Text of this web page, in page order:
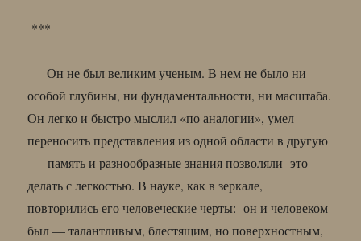
***
Он не был великим ученым. В нем не было ни
особой глубины, ни фундаментальности, ни масштаба.
Он легко и быстро мыслил «по аналогии», умел
переносить представления из одной области в другую
— память и разнообразные знания позволяли это
делать с легкостью. В науке, как в зеркале,
повторились его человеческие черты: он и человеком
был — талантливым, блестящим, но поверхностным,